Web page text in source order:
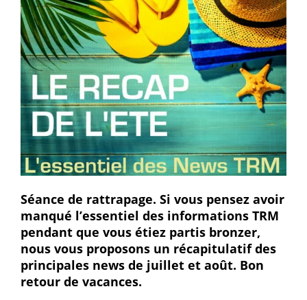
Séance de rattrapage. Si vous pensez avoir
manqué l’essentiel des informations TRM
pendant que vous étiez partis bronzer,
nous vous proposons un récapitulatif des
principales news de juillet et août. Bon
retour de vacances.